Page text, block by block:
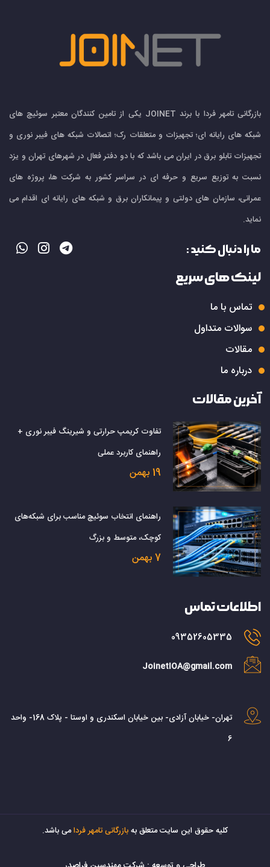
بازرگانی تامهر فردا با برند JOINET یکی از تامین کنندگان معتبر سوئیچ های
شبکه های رایانه ای؛ تجهیزات و متعلقات رک؛ اتصالات شبکه های فیبر نوری و
تجهیزات تابلو برق در ایران می باشد که با دو دفتر فعال در شهرهای تهران و یزد
نسبت به توزیع سریع و حرفه ای در سراسر کشور به شرکت ها، پروژه های
عمرانی، سازمان های دولتی و پیمانکاران برق و شبکه های رایانه ای اقدام می
نماید.
ما را دنبال کنید :
لینک های سریع
تماس با ما
سوالات متداول
مقالات
درباره ما
آخرین مقالات
تفاوت کریمپ حرارتی و شیرینگ فیبر نوری +
راهنمای کاربرد عملی
19 بهمن
راهنمای انتخاب سوئیچ مناسب برای شبکه‌های
کوچک، متوسط و بزرگ
7 بهمن
اطلاعات تماس
09352605335
JoinetIOA@gmail.com
تهران- خیابان آزادی- بین خیابان اسکندری و اوستا - پلاک 168- واحد
6
کليه حقوق اين سايت متعلق بهبازرگانی تامهر فردامی باشد.